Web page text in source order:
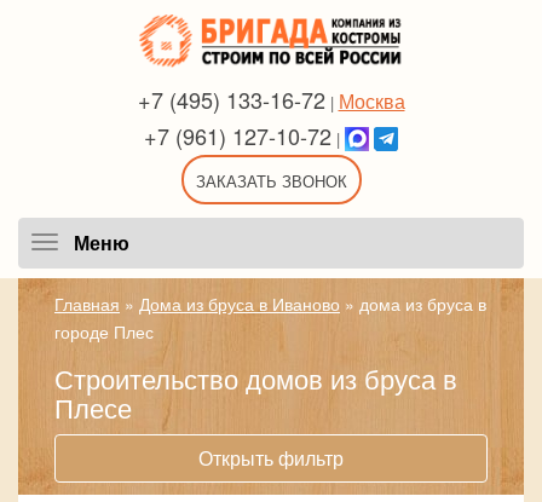
+7 (495) 133-16-72 | Москва
+7 (961) 127-10-72 |
ЗАКАЗАТЬ ЗВОНОК
Меню
Главная » Дома из бруса в Иваново » дома из бруса в
городе Плес
Строительство домов из бруса в
Плесе
Открыть фильтр